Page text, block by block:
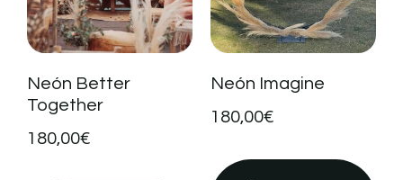
Neón Better
Together
180,00€
Neón Imagine
180,00€